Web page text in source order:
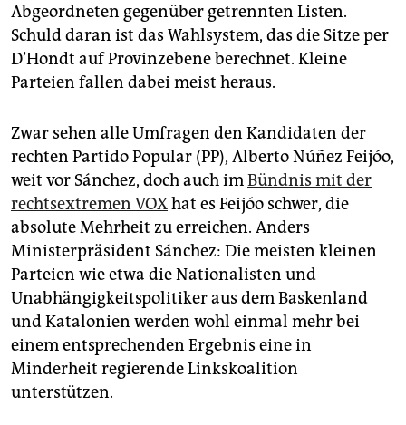
Abgeordneten gegenüber getrennten Listen.
Schuld daran ist das Wahlsystem, das die Sitze per
D’Hondt auf Provinzebene berechnet. Kleine
Parteien fallen dabei meist heraus.
Zwar sehen alle Umfragen den Kandidaten der
rechten Partido Popular (PP), Alberto Núñez Feijóo,
weit vor Sánchez, doch auch imBündnis mit der
rechtsextremen VOXhat es Feijóo schwer, die
absolute Mehrheit zu erreichen. Anders
Ministerpräsident Sánchez: Die meisten kleinen
Parteien wie etwa die Nationalisten und
Unabhängigkeitspolitiker aus dem Baskenland
und Katalonien werden wohl einmal mehr bei
einem entsprechenden Ergebnis eine in
Minderheit regierende Linkskoalition
unterstützen.